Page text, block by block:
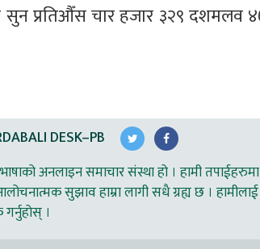
सुन प्रतिऔँस चार हजार ३२९ दशमलव
DESK–PB
अनलाइन समाचार संस्था हो । हामी
सुझाव हाम्रा लागी सधै ग्रह्य छ ।
।